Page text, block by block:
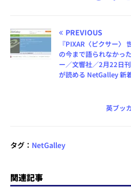
PREVIOUS
『PIXAR〈ピクサー〉
の今まで語られなかっ
ー／文響社／2月22日
が読める NetGalley 新
英ブッ
タグ： NetGalley
関連記事